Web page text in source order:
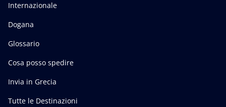
Internazionale
Dogana
Glossario
Cosa posso spedire
Invia in Grecia
Tutte le Destinazioni